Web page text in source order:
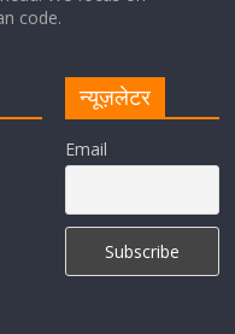
ने एनडीआरएफ बटालियन गदरपुर का
संवाद कर आपदा प्रबंधन व्यवस्थाओं की ली
code.
न्यूज़लेटर
Email